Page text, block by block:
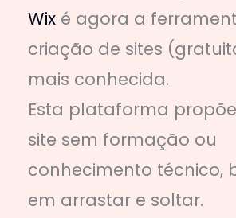
Wix é agora a
criação de sites
mais conhecida.
Esta plataforma
site sem formação ou
conhecimento técnico,
em arrastar e soltar.